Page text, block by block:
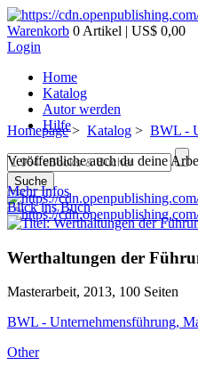
Warenkorb 0 Artikel | US$ 0,00
Login
Home
Katalog
Autor werden
Hilfe
Suche
Homepage> Katalog > BWL -
Veröffentliche auch du deine
Mehr Infos
Blick ins Buch
Werthaltungen der
Masterarbeit, 2013, 100 Seiten
BWL - Unternehmensführung,
Other